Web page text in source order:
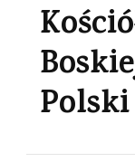
Polski